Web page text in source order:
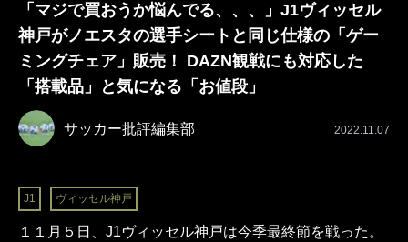
「マジで買おうか悩んでる、、、」J1ヴィッセル
神戸がノエスタの選手シートと同じ仕様の「ゲー
ミングチェア」販売！ DAZN観戦にも対応した
「搭載品」と気になる「お値段」
サッカー批評編集部 2022.11.07
J1 ヴィッセル神戸
１１月５日、J1ヴィッセル神戸は今季最終節を戦った。